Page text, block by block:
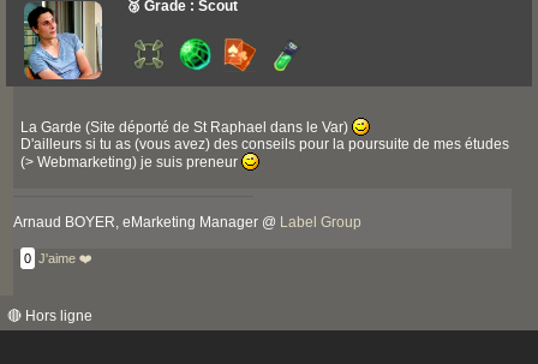
🥉 Grade : Scout
La Garde (Site déporté de St Raphael dans le Var)
D'ailleurs si tu as (vous avez) des conseils pour la poursuite de mes études
(> Webmarketing) je suis preneur
Arnaud BOYER, eMarketing Manager @ Label Group
0 J'aime ❤️
🔴 Hors ligne